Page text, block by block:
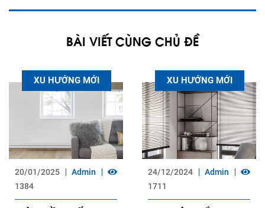
BÀI VIẾT CÙNG CHỦ ĐỀ
XU HƯỚNG MỚI
20/01/2025
Admin
1384
XU HƯỚNG MỚI
24/12/2024
Admin
1711